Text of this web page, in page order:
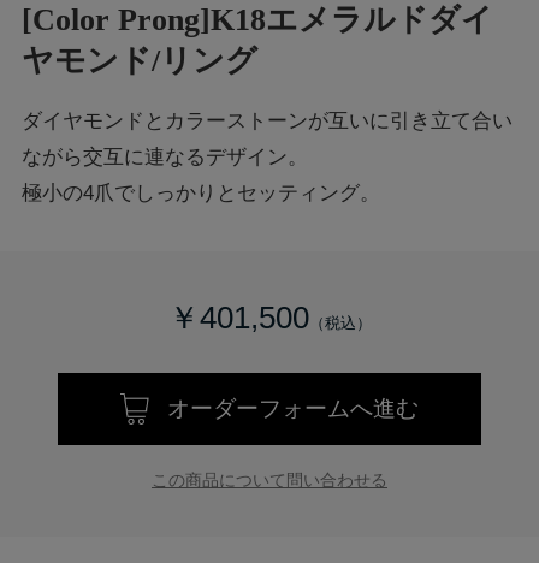
[Color Prong]K18エメラルドダイ
ヤモンド/リング
ダイヤモンドとカラーストーンが互いに引き立て合い
ながら交互に連なるデザイン。
極小の4爪でしっかりとセッティング。
￥401,500
オーダーフォームへ進む
この商品について問い合わせる